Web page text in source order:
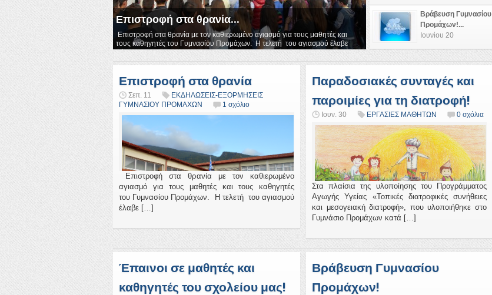
Βράβευση Γυμνασίου
Προμάχων!...
Ιουνίου 20
Επιστροφή στα θρανία...
Επιστροφή στα θρανία με τον καθιερωμένο αγιασμό για τους μαθητές και
τους καθηγητές του Γυμνασίου Προμάχων. Η τελετή του αγιασμού έλαβε
Επιστροφή στα θρανία
Σεπ. 11
ΕΚΔΗΛΩΣΕΙΣ-ΕΞΟΡΜΗΣΕΙΣ
ΓΥΜΝΑΣΙΟΥ ΠΡΟΜΑΧΩΝ
1 σχόλιο
Επιστροφή στα θρανία με τον καθιερωμένο
αγιασμό για τους μαθητές και τους καθηγητές
του Γυμνασίου Προμάχων. Η τελετή του αγιασμού
έλαβε […]
Παραδοσιακές συνταγές και
παροιμίες για τη διατροφή!
Ιουν. 30 ΕΡΓΑΣΙΕΣ ΜΑΘΗΤΩΝ 0 σχόλια
Στα πλαίσια της υλοποίησης του Προγράμματος
Αγωγής Υγείας «Τοπικές διατροφικές συνήθειες
και μεσογειακή διατροφή», που υλοποιήθηκε στο
Γυμνάσιο Προμάχων κατά […]
Έπαινοι σε μαθητές και
καθηγητές του σχολείου μας!
Βράβευση Γυμνασίου
Προμάχων!